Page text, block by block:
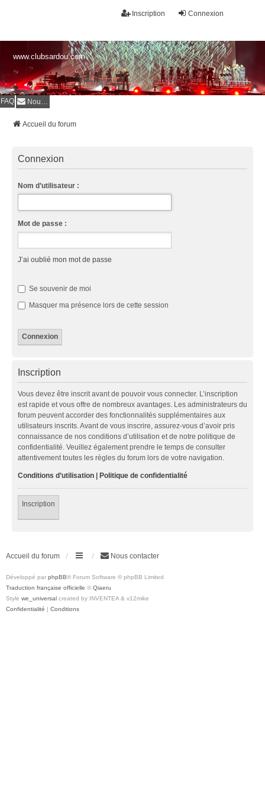
Connexion
Inscription
www.clubsardou.com
FAQ Nous contacter
Accueil du forum
Connexion
Nom d’utilisateur :
Mot de passe :
J’ai oublié mon mot de passe
Se souvenir de moi
Masquer ma présence lors de cette session
Inscription
Vous devez être inscrit avant de pouvoir vous connecter. L’inscription
est rapide et vous offre de nombreux avantages. Les administrateurs du
forum peuvent accorder des fonctionnalités supplémentaires aux
utilisateurs inscrits. Avant de vous inscrire, assurez-vous d’avoir pris
connaissance de nos conditions d’utilisation et de notre politique de
confidentialité. Veuillez également prendre le temps de consulter
attentivement toutes les règles du forum lors de votre navigation.
Conditions d’utilisation | Politique de confidentialité
Inscription
Accueil du forum Nous contacter
Développé par phpBB® Forum Software © phpBB Limited
Traduction française officielle © Qiaeru
Style we_universal created by INVENTEA & v12mike
Confidentialité | Conditions